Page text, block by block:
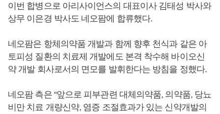
이번 합병으로 아리사이언스의 대표이사 김태성 박사와
상무 이은경 박사도 네오팜에 합류했다.
네오팜은 항체의약품 개발과 함께 향후 천식과 같은 아
토피성 질환의 치료제 개발에도 본격 착수해 바이오신
약 개발 회사로서의 면모를 발휘한다는 방침을 정했다.
네오팜 측은 “앞으로 피부관련 대체의약품, 의약품, 당뇨
비만 치료 개량신약, 염증 조절효과가 있는 신약개발의